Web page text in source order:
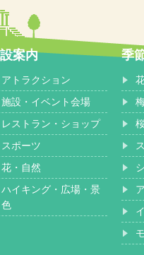
案内
アトラクション
施設・イベント会場
レストラン・ショップ
スポーツ
花・自然
ハイキング・広場・景
色
季